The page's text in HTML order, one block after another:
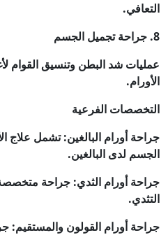
التعافي.
8. جراحة تجميل الجسم
عمليات شد البطن وتنسيق القوام
الأورام.
التخصصات الفرعية
جراحة أورام البالغين: تشمل
الجسم لدى البالغين.
جراحة أورام الثدي: جراحة
التثدي.
جراحة أورام القولون والمستقيم: